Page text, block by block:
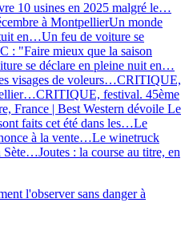
10 usines en 2025 malgré le…
à MontpellierUn monde
en…Un feu de voiture se
: "Faire mieux que la saison
se déclare en pleine nuit en…
visages de voleurs…CRITIQUE,
CRITIQUE, festival. 45ème
France | Best Western dévoile Le
faits cet été dans les…Le
à la vente…Le winetruck
Sète…Joutes : la course au titre, en
l'observer sans danger à